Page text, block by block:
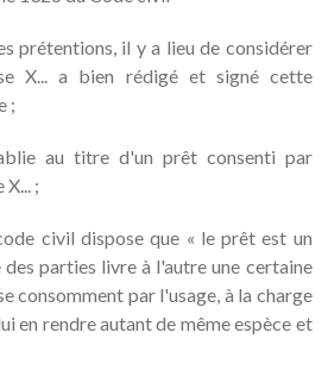
prétentions, il y a lieu de considérer
X... a bien rédigé et signé cette
;
au titre d'un prêt consenti par
;
civil dispose que « le prêt est un
parties livre à l'autre une certaine
consomment par l'usage, à la charge
en rendre autant de même espèce et